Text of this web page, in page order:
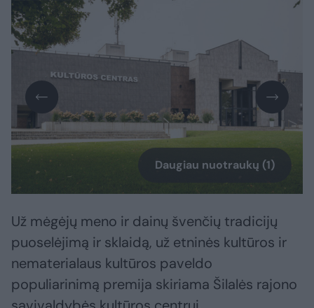
Daugiau nuotraukų (1)
Už mėgėjų meno ir dainų švenčių tradicijų
puoselėjimą ir sklaidą, už etninės kultūros ir
nematerialaus kultūros paveldo
populiarinimą premija skiriama Šilalės rajono